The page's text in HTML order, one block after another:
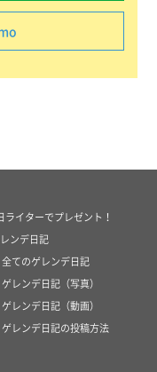
ライターでプレゼント！
ンデ日記
全てのゲレンデ日記
ゲレンデ日記（写真）
ゲレンデ日記（動画）
ゲレンデ日記の投稿方法